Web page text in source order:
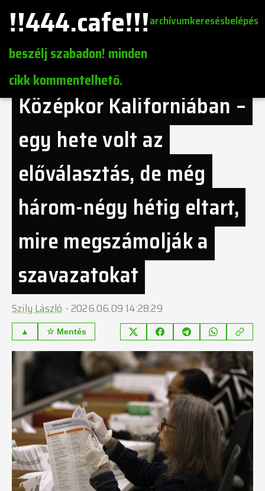
!!444.cafe!!!
beszélj szabadon! minden
cikk kommentelhető.
archívumkeresésbelépés
Középkor Kaliforniában –
egy hete volt az
előválasztás, de még
három-négy hétig eltart,
mire megszámolják a
szavazatokat
Szily László-2026.06.09 14:28:29
▲ ☆ Mentés